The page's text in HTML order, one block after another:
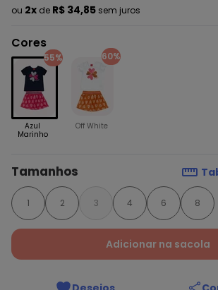
ou 2x de R$ 34,85 sem juros
Cores
55%
Azul
Marinho
60%
Off White
Tamanhos
1 2 3 4 6 8
Adicionar na sacola